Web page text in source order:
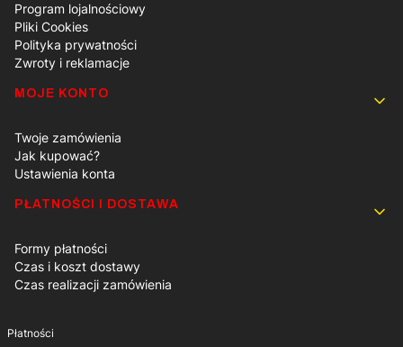
Program lojalnościowy
Pliki Cookies
Polityka prywatności
Zwroty i reklamacje
MOJE KONTO
Twoje zamówienia
Jak kupować?
Ustawienia konta
PŁATNOŚCI I DOSTAWA
Formy płatności
Czas i koszt dostawy
Czas realizacji zamówienia
Płatności